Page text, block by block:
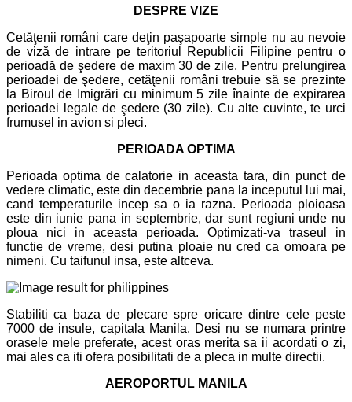
DESPRE VIZE
Cetăţenii români care deţin paşapoarte simple nu au nevoie
de viză de intrare pe teritoriul Republicii Filipine pentru o
perioadă de şedere de maxim 30 de zile. Pentru prelungirea
perioadei de şedere, cetăţenii români trebuie să se prezinte
la Biroul de Imigrări cu minimum 5 zile înainte de expirarea
perioadei legale de şedere (30 zile). Cu alte cuvinte, te urci
frumusel in avion si pleci.
PERIOADA OPTIMA
Perioada optima de calatorie in aceasta tara, din punct de
vedere climatic, este din decembrie pana la inceputul lui mai,
cand temperaturile incep sa o ia razna. Perioada ploioasa
este din iunie pana in septembrie, dar sunt regiuni unde nu
ploua nici in aceasta perioada. Optimizati-va traseul in
functie de vreme, desi putina ploaie nu cred ca omoara pe
nimeni. Cu taifunul insa, este altceva.
Stabiliti ca baza de plecare spre oricare dintre cele peste
7000 de insule, capitala Manila. Desi nu se numara printre
orasele mele preferate, acest oras merita sa ii acordati o zi,
mai ales ca iti ofera posibilitati de a pleca in multe directii.
AEROPORTUL MANILA